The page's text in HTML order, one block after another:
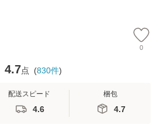
0
4.7点 (830件)
配送スピード
4.6
梱包
4.7